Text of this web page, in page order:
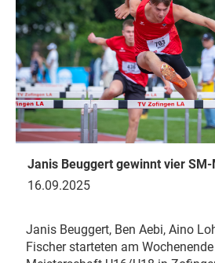
Janis Beuggert gewinnt vier
16.09.2025
Janis Beuggert, Ben Aebi, Aino
Fischer starteten am